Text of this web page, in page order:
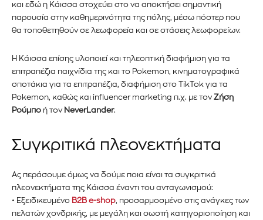
ΕΓΓΡΑΦΉ!
Διάβασα και αποδέχομαι τηνΠολιτική Απορρήτου.
και εδώ η Κάισσα στοχεύει στο να αποκτήσει σημαντική
παρουσία στην καθημερινότητα της πόλης, μέσω πόστερ που
θα τοποθετηθούν σε λεωφορεία και σε στάσεις λεωφορείων.
Η Κάισσα επίσης υλοποιεί και τηλεοπτική διαφήμιση για τα
επιτραπέζια παιχνίδια της και το Pokemon, κινηματογραφικά
σποτάκια για τα επιτραπέζια, διαφήμιση στο TikTok για τα
Pokemon, καθώς και influencer marketing π.χ. με τονΖήση
Ρούμπο ή τον NeverLander.
Συγκριτικά πλεονεκτήματα
Ας περάσουμε όμως να δούμε ποια είναι τα συγκριτικά
πλεονεκτήματα της Κάισσα έναντι του ανταγωνισμού:
• Εξειδικευμένο B2B e-shop, προσαρμοσμένο στις ανάγκες των
πελατών χονδρικής, με μεγάλη και σωστή κατηγοριοποίηση και